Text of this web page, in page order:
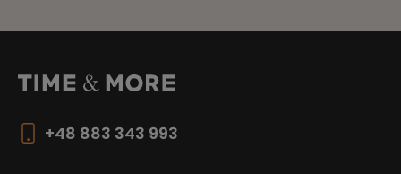
+48 883 343 993